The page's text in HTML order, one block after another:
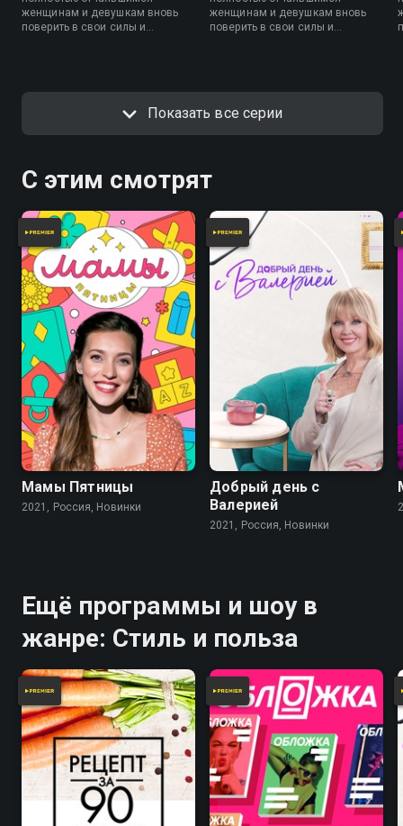
женщинам и девушкам вновь
поверить в свои силы и
женщинам и девушкам вновь
поверить в свои силы и
Показать все серии
С этим смотрят
Мамы Пятницы
2021, Россия, Новинки
Добрый день с
Валерией
2021, Россия, Новинки
Ещё программы и шоу в
жанре: Стиль и польза